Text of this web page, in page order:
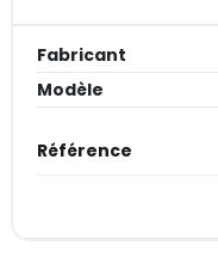
Fabricant
Modèle
Référence